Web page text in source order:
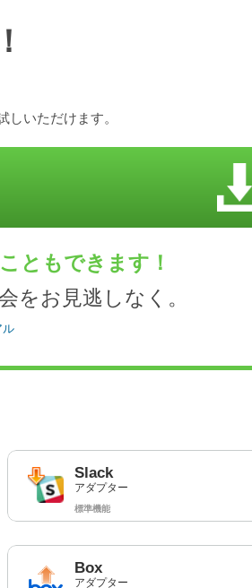
いただけます。
ともできます！
をお見逃しなく。
ル
Slack
アダプター
標準機能
Box
アダプター